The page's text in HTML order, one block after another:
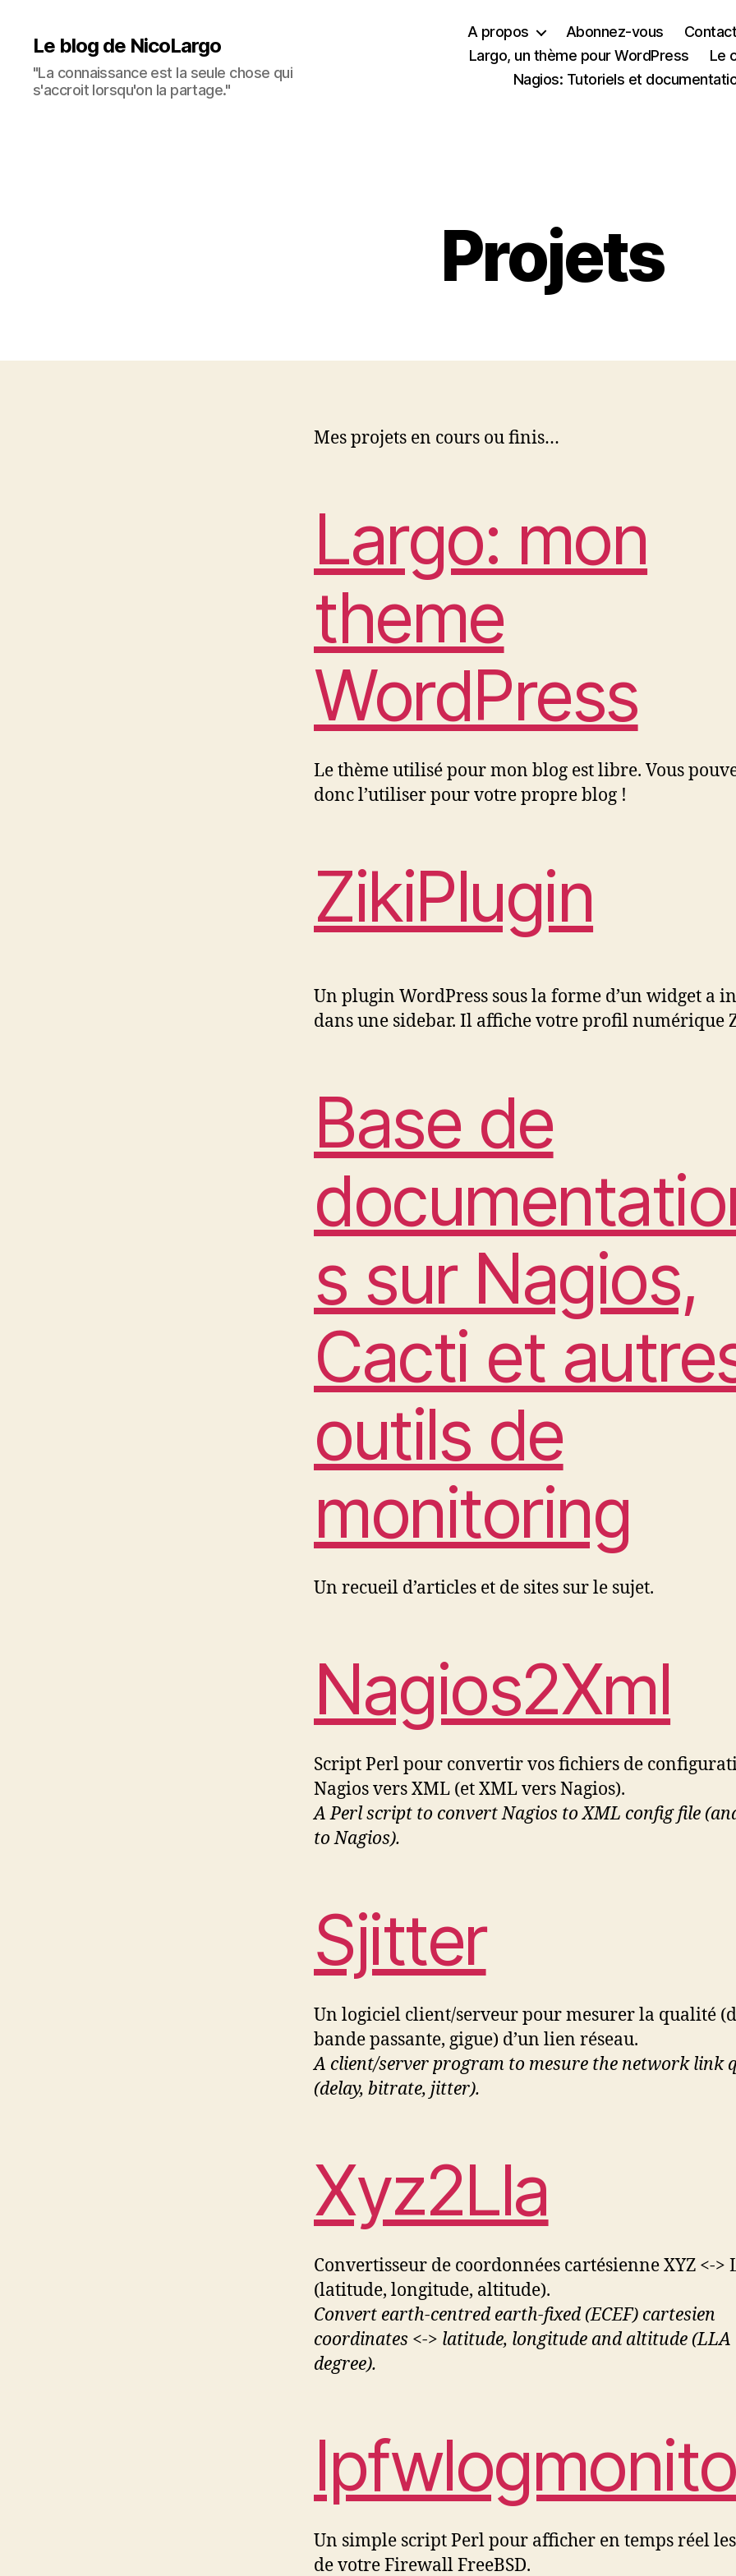
Le blog de NicoLargo
"La connaissance est la seule chose qui
s'accroit lorsqu'on la partage."
A propos Abonnez-vous
Largo, un thème pour WordPress
Le
Nagios: Tutoriels et
Projets
Mes projets en cours ou finis…
Largo: mon
theme
WordPress
Le thème utilisé pour mon blog est libre. Vous
donc l’utiliser pour votre propre blog !
ZikiPlugin
Un plugin WordPress sous la forme d’un widget a
dans une sidebar. Il affiche votre profil numérique
Base de
s sur Nagios,
Cacti et
outils de
monitoring
Un recueil d’articles et de sites sur le sujet.
Nagios2Xml
Script Perl pour convertir vos fichiers de
Nagios vers XML (et XML vers Nagios).
A Perl script to convert Nagios to XML config file
to Nagios).
Sjitter
Un logiciel client/serveur pour mesurer la qualité
bande passante, gigue) d’un lien réseau.
A client/server program to mesure the network link
(delay, bitrate, jitter).
Xyz2Lla
Convertisseur de coordonnées cartésienne XYZ <->
(latitude, longitude, altitude).
Convert earth-centred earth-fixed (ECEF) cartesien
coordinates <-> latitude, longitude and altitude (LLA
degree).
Un simple script Perl pour afficher en temps réel
de votre Firewall FreeBSD.